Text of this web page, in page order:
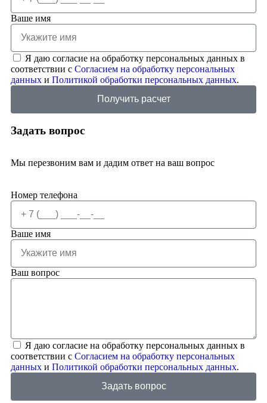
Ваше имя
Я даю согласие на обработку персональных данных в
соответствии с Согласием на обработку персональных
данных и Политикой обработки персональных данных.
Получить расчет
Задать вопрос
Мы перезвоним вам и дадим ответ на ваш вопрос
Номер телефона
Ваше имя
Ваш вопрос
Я даю согласие на обработку персональных данных в
соответствии с Согласием на обработку персональных
данных и Политикой обработки персональных данных.
Задать вопрос